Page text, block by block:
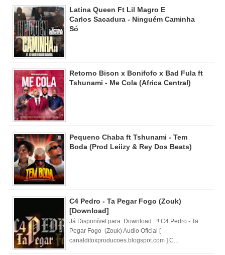
Latina Queen Ft Lil Magro E
Carlos Sacadura - Ninguém Caminha
Só
Retorno Bison x Bonifofo x Bad Fula ft
Tshunami - Me Cola (Africa Central)
Pequeno Chaba ft Tshunami - Tem
Boda (Prod Leiizy & Rey Dos Beats)
C4 Pedro - Ta Pegar Fogo (Zouk)
[Download]
Já Disponível para Download !! C4 Pedro - Ta
Pegar Fogo (Zouk) Audio Oficial [
canalditoxproducoes.blogspot.com ] C...